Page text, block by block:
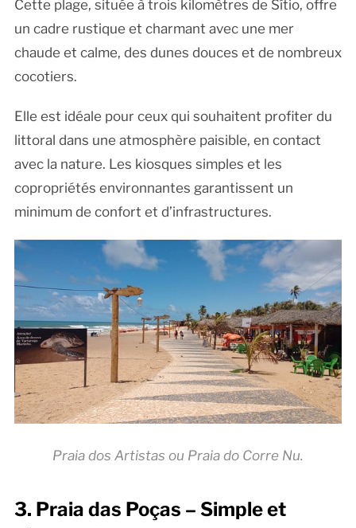
Cette plage, située à trois kilomètres de Sítio, offre
un cadre rustique et charmant avec une mer
chaude et calme, des dunes douces et de nombreux
cocotiers.
Elle est idéale pour ceux qui souhaitent profiter du
littoral dans une atmosphère paisible, en contact
avec la nature. Les kiosques simples et les
copropriétés environnantes garantissent un
minimum de confort et d’infrastructures.
Praia dos Artistas ou Praia do Corre Nu.
3. Praia das Poças – Simple et